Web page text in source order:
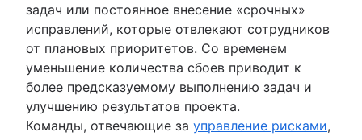
задач или постоянное внесение «срочных»
исправлений, которые отвлекают сотрудников
от плановых приоритетов. Со временем
уменьшение количества сбоев приводит к
более предсказуемому выполнению задач и
улучшению результатов проекта.
Команды, отвечающие за управление рисками,